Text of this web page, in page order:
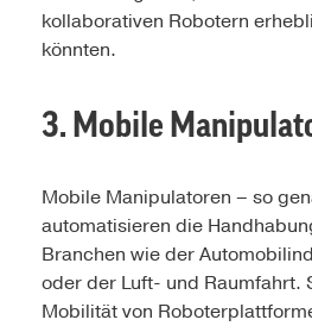
kollaborativen Robotern
könnten.
3. Mobile
Mobile Manipulatoren – so
automatisieren die
Branchen wie der
oder der Luft- und Raumfahrt.
Mobilität von